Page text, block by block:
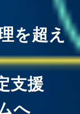
を超え
支援
へ